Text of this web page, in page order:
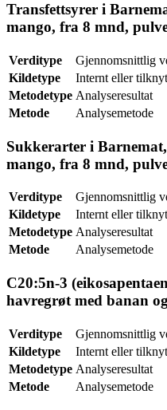
Transfettsyrer i
mango, fra 8 mnd,
Verditype
Gjennomsnittlig
Kildetype
Internt eller
Metodetype Analyseresultat
Metode
Analysemetode
Sukkerarter i
mango, fra 8 mnd,
Verditype
Gjennomsnittlig
Kildetype
Internt eller
Metodetype Analyseresultat
Metode
Analysemetode
C20:5n-3
havregrøt med banan
Verditype
Gjennomsnittlig
Kildetype
Internt eller
Metodetype Analyseresultat
Metode
Analysemetode